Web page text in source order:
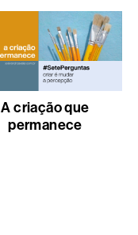
A criação que
permanece